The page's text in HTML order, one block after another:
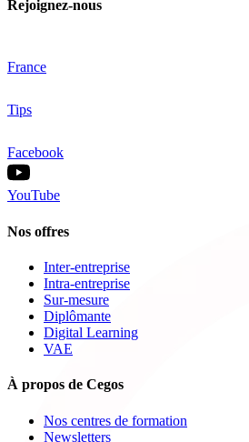
Rejoignez-nous
France
Tips
Facebook
YouTube
Nos offres
Inter-entreprise
Intra-entreprise
Sur-mesure
Diplômante
Digital Learning
VAE
À propos de Cegos
Nos centres de formation
Newsletters